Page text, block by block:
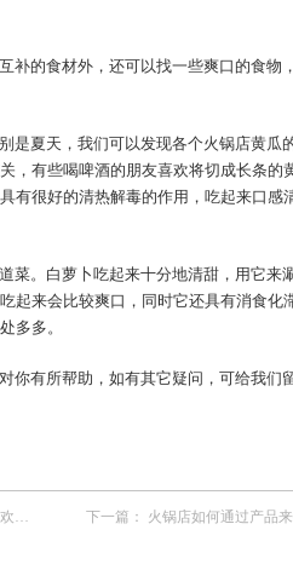
补的食材外，还可以找一些爽口的食物
是夏天，我们可以发现各个火锅店黄瓜
，有些喝啤酒的朋友喜欢将切成长条的
有很好的清热解毒的作用，吃起来口感
菜。白萝卜吃起来十分地清甜，用它来
起来会比较爽口，同时它还具有消食化
多多。
你有所帮助，如有其它疑问，可给我们
下一篇： 火锅店如何通过产品